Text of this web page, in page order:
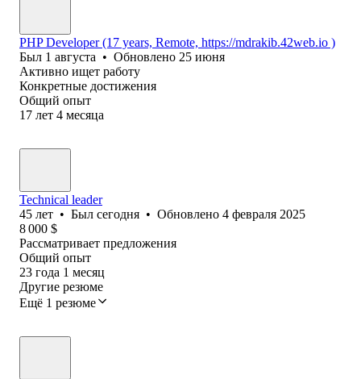
PHP Developer (17 years, Remote, https://mdrakib.42web.io )
Был 1 августа • Обновлено 25 июня
Активно ищет работу
Конкретные достижения
Общий опыт
17 лет 4 месяца
Technical leader
45 лет • Был сегодня • Обновлено 4 февраля 2025
8 000 $
Рассматривает предложения
Общий опыт
23 года 1 месяц
Другие резюме
Ещё 1 резюме